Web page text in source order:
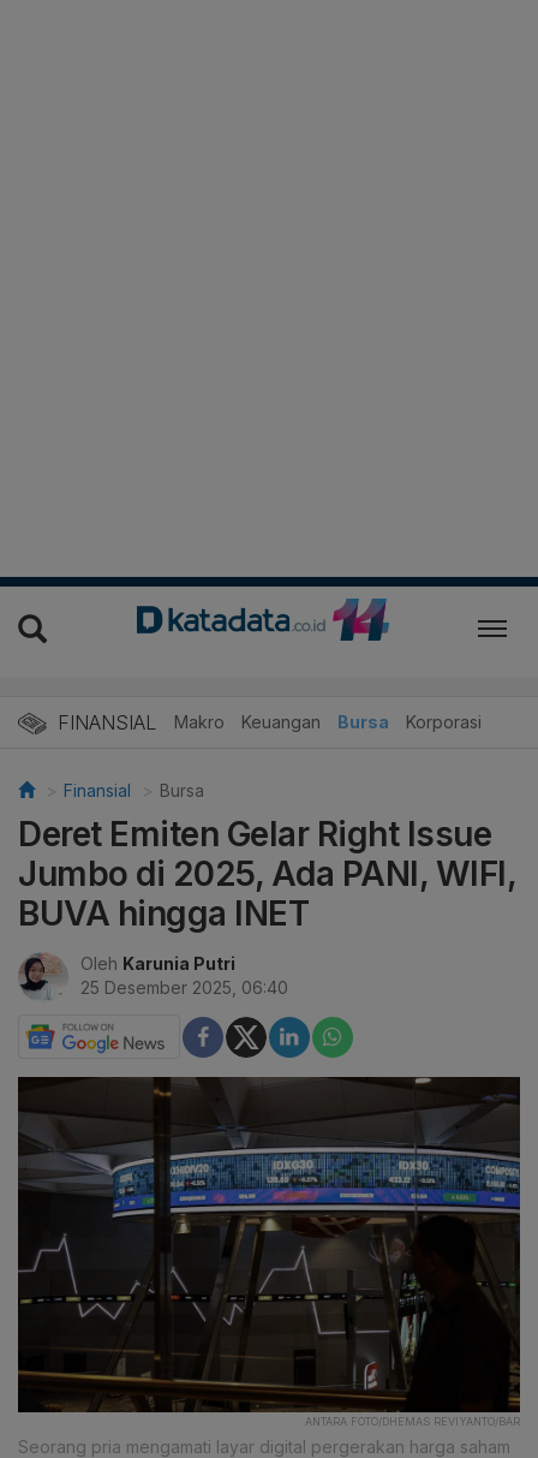
FINANSIAL Makro Keuangan Bursa Korporasi
Finansial Bursa
Deret Emiten Gelar Right Issue
Jumbo di 2025, Ada PANI, WIFI,
BUVA hingga INET
Oleh Karunia Putri
25 Desember 2025, 06:40
ANTARA FOTO/DHEMAS REVIYANTO/BAR
Seorang pria mengamati layar digital pergerakan harga saham